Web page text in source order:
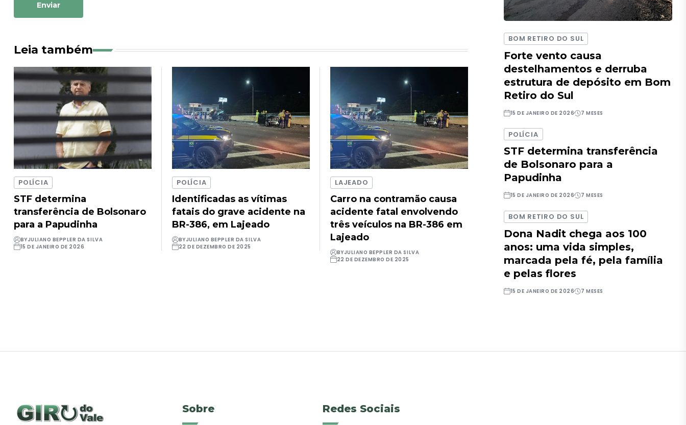
Enviar
Leia também
POLÍCIA
STF determina
transferência de Bolsonaro
para a Papudinha
BYJULIANO BEPPLER DA SILVA
15 DE JANEIRO DE 2026
POLÍCIA
Identificadas as vítimas
fatais do grave acidente na
BR-386, em Lajeado
BYJULIANO BEPPLER DA SILVA
22 DE DEZEMBRO DE 2025
LAJEADO
Carro na contramão causa
acidente fatal envolvendo
três veículos na BR-386 em
Lajeado
BYJULIANO BEPPLER DA SILVA
22 DE DEZEMBRO DE 2025
BOM RETIRO DO SUL
Forte vento causa
destelhamentos e derruba
estrutura de depósito em Bom
Retiro do Sul
15 DE JANEIRO DE 2026 7 MESES
POLÍCIA
STF determina transferência
de Bolsonaro para a
Papudinha
15 DE JANEIRO DE 2026 7 MESES
BOM RETIRO DO SUL
Dona Nadit chega aos 100
anos: uma vida simples,
marcada pela fé, pela família
e pelas flores
15 DE JANEIRO DE 2026 7 MESES
Sobre Redes Sociais